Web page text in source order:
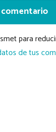
para
de tus